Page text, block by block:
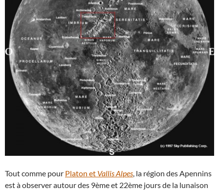
Tout comme pour Platon et Vallis Alpes , la région des Apennins
est à observer autour des 9ème et 22ème jours de la lunaison